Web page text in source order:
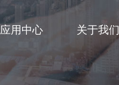
应用中心 关于我们